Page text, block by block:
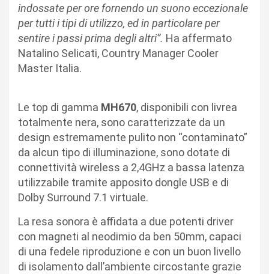
indossate per ore fornendo un suono eccezionale
per tutti i tipi di utilizzo, ed in particolare per
sentire i passi prima degli altri”. Ha affermato
Natalino Selicati, Country Manager Cooler
Master Italia.
Le top di gamma MH670, disponibili con livrea
totalmente nera, sono caratterizzate da un
design estremamente pulito non “contaminato”
da alcun tipo di illuminazione, sono dotate di
connettività wireless a 2,4GHz a bassa latenza
utilizzabile tramite apposito dongle USB e di
Dolby Surround 7.1 virtuale.
La resa sonora è affidata a due potenti driver
con magneti al neodimio da ben 50mm, capaci
di una fedele riproduzione e con un buon livello
di isolamento dall’ambiente circostante grazie